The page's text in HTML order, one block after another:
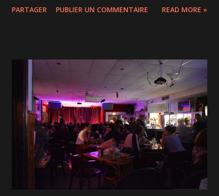
L'argument? Otello, général de l'armée vénitienne, revient
secrètement amoureux de Desdemona, la femme d'Otello.
Dès lors, Iago n'a qu'une seule idée en tête : tuer Otello.
C'est à travers un plan machiavélique où il manipulera
Cassio, le nouveau lieutenant, puis Otello en suscitant sa
jalousie, qu'il arrivera à ses fins. Ce qui est magique dans
cet opéra inspiré de l’œuvre de Shakespeare, c'est le choc
entre la bonté presque angélique de Desdemona, la rage
d'Otello et la ...
PARTAGER PUBLIER UN COMMENTAIRE READ MORE »